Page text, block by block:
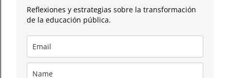
Reflexiones y estrategias sobre la transformación
de la educación pública.